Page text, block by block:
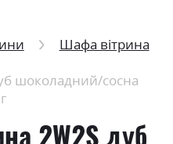
Шафа вітрина
шоколадний/сосна
2W2S дуб